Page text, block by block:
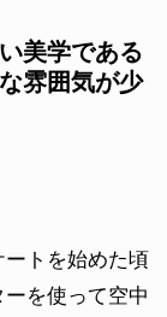
美学である
雰囲気が少
トを始めた頃
を使って空中